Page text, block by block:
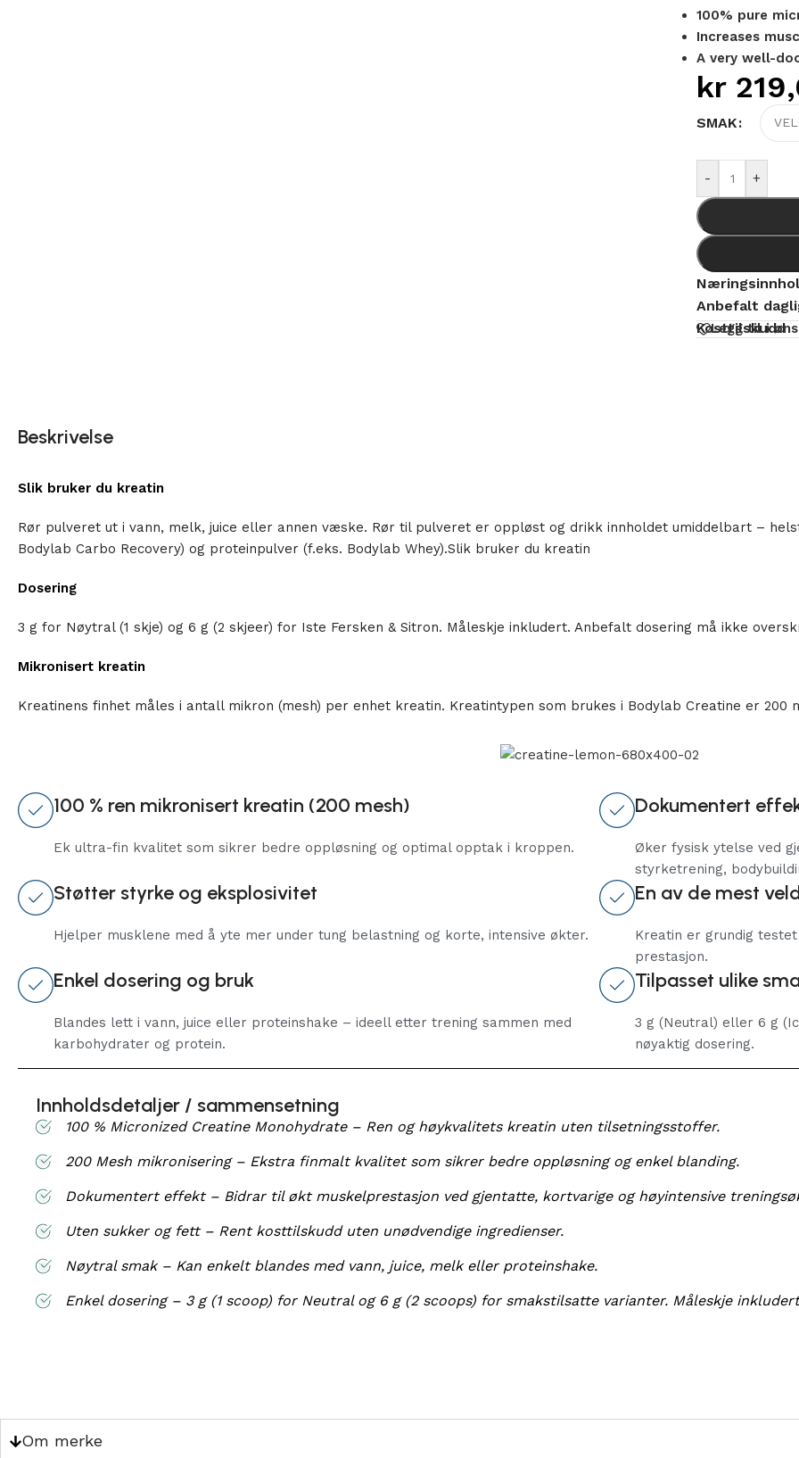
100% pure
Increases
A very well-
kr
SMAK
- +
Anbefalt
Kosttilskudd
Legg til i
Beskrivelse
Slik bruker du kreatin
Rør pulveret ut i vann, melk, juice eller annen væske. Rør til pulveret er oppløst og drikk innholdet umiddelbart –
Bodylab Carbo Recovery) og proteinpulver (f.eks. Bodylab Whey).Slik bruker du kreatin
Dosering
3 g for Nøytral (1 skje) og 6 g (2 skjeer) for Iste Fersken & Sitron. Måleskje inkludert. Anbefalt dosering må ikke
Mikronisert kreatin
Kreatinens finhet måles i antall mikron (mesh) per enhet kreatin. Kreatintypen som brukes i Bodylab Creatine er
100 % ren mikronisert kreatin (200 mesh)
Ek ultra-fin kvalitet som sikrer bedre oppløsning og optimal opptak i kroppen.
Dokumentert
Øker fysisk ytelse ved
styrketrening,
Støtter styrke og eksplosivitet
Hjelper musklene med å yte mer under tung belastning og korte, intensive økter.
En av de mest
Kreatin er grundig
prestasjon.
Enkel dosering og bruk
Blandes lett i vann, juice eller proteinshake – ideell etter trening sammen med
karbohydrater og protein.
Tilpasset ulike
3 g (Neutral) eller 6 g
nøyaktig dosering.
Innholdsdetaljer / sammensetning
100 % Micronized Creatine Monohydrate – Ren og høykvalitets kreatin uten tilsetningsstoffer.
200 Mesh mikronisering – Ekstra finmalt kvalitet som sikrer bedre oppløsning og enkel blanding.
Dokumentert effekt – Bidrar til økt muskelprestasjon ved gjentatte, kortvarige og høyintensive
Uten sukker og fett – Rent kosttilskudd uten unødvendige ingredienser.
Nøytral smak – Kan enkelt blandes med vann, juice, melk eller proteinshake.
Enkel dosering – 3 g (1 scoop) for Neutral og 6 g (2 scoops) for smakstilsatte varianter. Måleskje
Om merke